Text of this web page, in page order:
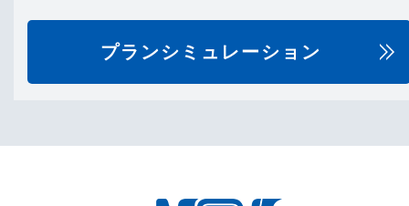
プランシミュレーション